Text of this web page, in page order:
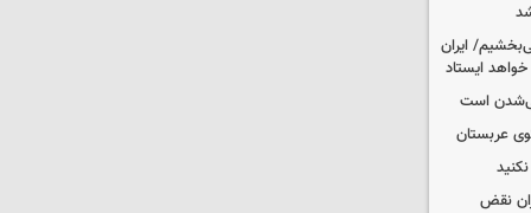
ایران
ایستاد
است
عربستان
نقض